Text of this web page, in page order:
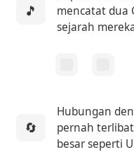
🎵
mencatat dua
sejarah
🔄
Hubungan
pernah
besar seperti